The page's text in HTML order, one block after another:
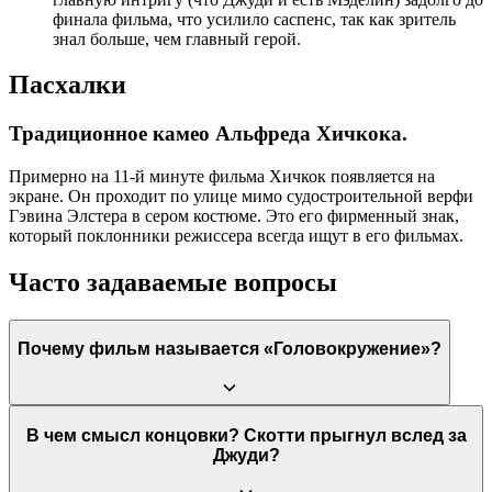
финала фильма, что усилило саспенс, так как зритель
знал больше, чем главный герой.
Пасхалки
Традиционное камео Альфреда Хичкока.
Примерно на 11-й минуте фильма Хичкок появляется на
экране. Он проходит по улице мимо судостроительной верфи
Гэвина Элстера в сером костюме. Это его фирменный знак,
который поклонники режиссера всегда ищут в его фильмах.
Часто задаваемые вопросы
Почему фильм называется «Головокружение»?
Название имеет двойной смысл. Во-первых, оно прямо
указывает на акрофобию главного героя, Скотти, который
В чем смысл концовки? Скотти прыгнул вслед за
Джуди?